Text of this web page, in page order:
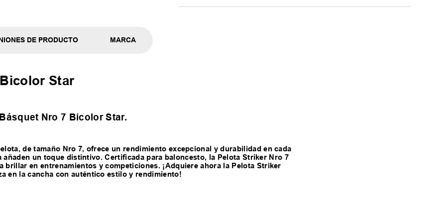
DE PRODUCTO MARCA
Star
Nro 7 Bicolor Star.
de tamaño Nro 7, ofrece un rendimiento excepcional y durabilidad en cada
un toque distintivo. Certificada para baloncesto, la Pelota Striker Nro 7
en entrenamientos y competiciones. ¡Adquiere ahora la Pelota Striker
en la cancha con auténtico estilo y rendimiento!